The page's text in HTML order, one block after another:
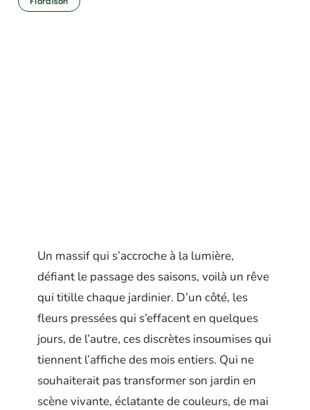
Un massif qui s’accroche à la lumière,
défiant le passage des saisons, voilà un rêve
qui titille chaque jardinier. D’un côté, les
fleurs pressées qui s’effacent en quelques
jours, de l’autre, ces discrètes insoumises qui
tiennent l’affiche des mois entiers. Qui ne
souhaiterait pas transformer son jardin en
scène vivante, éclatante de couleurs, de mai